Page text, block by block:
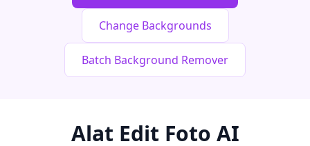
Change Backgrounds
Batch Background Remover
Alat Edit Foto AI